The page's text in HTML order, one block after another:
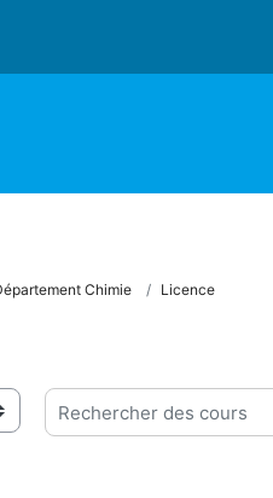
Chimie Licence
Rechercher des cours